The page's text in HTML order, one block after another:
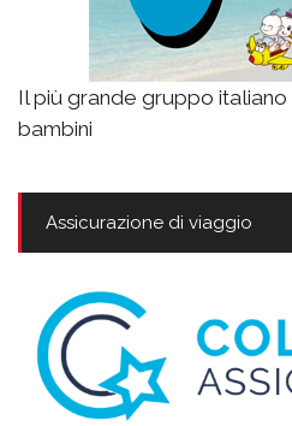
Il più grande gruppo
bambini
Assicurazione di viaggio